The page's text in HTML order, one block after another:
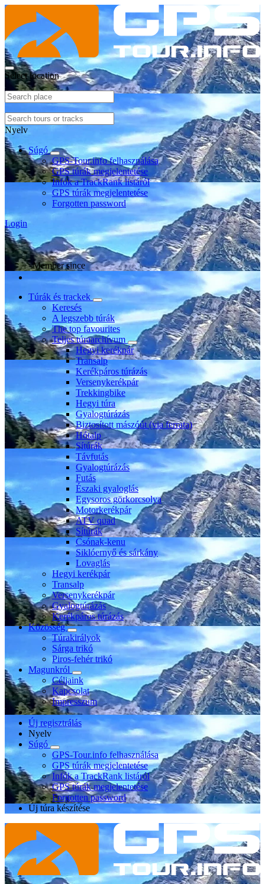
Select location
Nyelv
Súgó
GPS-Tour.info felhasználása
GPS túrák megjelentetése
Infók a TrackRank listáról
GPS túrák megjelentetése
Forgotten password
Login
Member since
Túrák és trackek
Keresés
A legszebb túrák
The top favourites
Teljes túraarchívum
Hegyi kerékpár
Transalp
Kerékpáros túrázás
Versenykerékpár
Trekkingbike
Hegyi túra
Gyalogtúrázás
Biztosított mászóút (via ferrata)
Hótalp
Sítúrák
Távfutás
Gyalogtúrázás
Futás
Északi gyaloglás
Egysoros görkorcsolya
Motorkerékpár
ATV quad
Sítúrák
Csónak-kenu
Siklóernyő és sárkány
Lovaglás
Hegyi kerékpár
Transalp
Versenykerékpár
Gyalogtúrázás
Kerékpáros túrázás
Közösség
Túrakirályok
Sárga trikó
Piros-fehér trikó
Magunkról
Céljaink
Kapcsolat
Impresszum
Új regisztrálás
Nyelv
Súgó
GPS-Tour.info felhasználása
GPS túrák megjelentetése
Infók a TrackRank listáról
GPS túrák megjelentetése
Forgotten password
Új túra készítése